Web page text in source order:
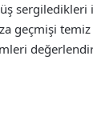
geçmişi